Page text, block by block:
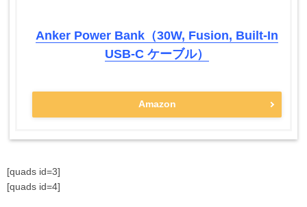
Anker Power Bank（30W, Fusion, Built-In
USB-C ケーブル）
Amazon
[quads id=3]
[quads id=4]